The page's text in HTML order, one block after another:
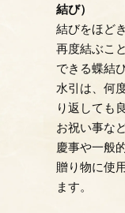
結び）
結びをほどき
再度結ぶこ
できる蝶結
水引は、何
り返しても
お祝い事な
慶事や一般
贈り物に使
ます。